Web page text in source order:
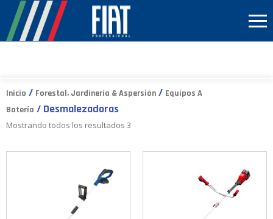
Inicio / Forestal, Jardinería & Aspersión / Equipos A
Batería / Desmalezadoras
Mostrando todos los resultados 3